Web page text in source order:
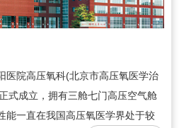
医院高压氧科(北京市高压氧医学治
式成立，拥有三舱七门高压空气舱
能一直在我国高压氧医学界处于较